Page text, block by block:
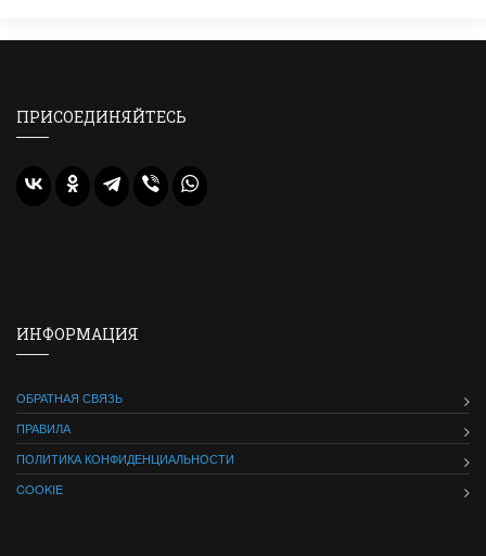
ПРИСОЕДИНЯЙТЕСЬ
ИНФОРМАЦИЯ
ОБРАТНАЯ СВЯЗЬ
ПРАВИЛА
ПОЛИТИКА КОНФИДЕНЦИАЛЬНОСТИ
COOKIE